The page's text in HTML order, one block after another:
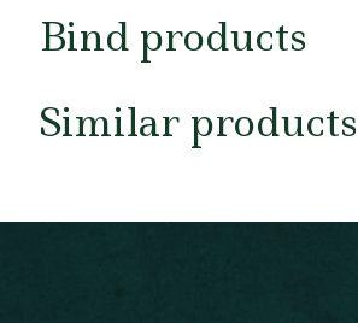
Bind products
Similar products